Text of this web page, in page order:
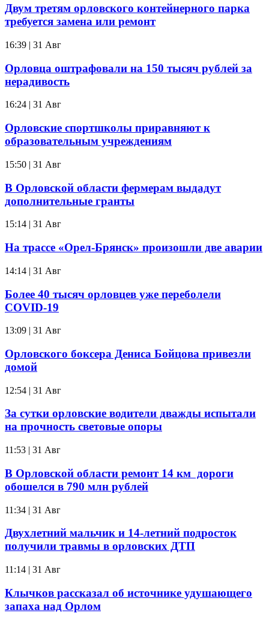
Двум третям орловского контейнерного парка
требуется замена или ремонт
16:39 | 31 Авг
Орловца оштрафовали на 150 тысяч рублей за
нерадивость
16:24 | 31 Авг
Орловские спортшколы приравняют к
образовательным учреждениям
15:50 | 31 Авг
В Орловской области фермерам выдадут
дополнительные гранты
15:14 | 31 Авг
На трассе «Орел-Брянск» произошли две аварии
14:14 | 31 Авг
Более 40 тысяч орловцев уже переболели
COVID-19
13:09 | 31 Авг
Орловского боксера Дениса Бойцова привезли
домой
12:54 | 31 Авг
За сутки орловские водители дважды испытали
на прочность световые опоры
11:53 | 31 Авг
В Орловской области ремонт 14 км дороги
обошелся в 790 млн рублей
11:34 | 31 Авг
Двухлетний мальчик и 14-летний подросток
получили травмы в орловских ДТП
11:14 | 31 Авг
Клычков рассказал об источнике удушающего
запаха над Орлом